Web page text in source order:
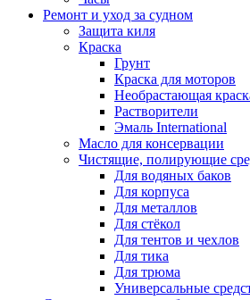
Ремонт и уход за судном
Защита киля
Краска
Грунт
Краска для моторов
Необрастающая
Растворители
Эмаль International
Масло для консервации
Чистящие, полирующие
Для водяных баков
Для корпуса
Для металлов
Для стёкол
Для тентов и чехлов
Для тика
Для трюма
Универсальные